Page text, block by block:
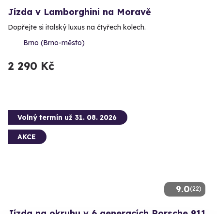
Jízda v Lamborghini na Moravě
Dopřejte si italský luxus na čtyřech kolech.
Brno (Brno-město)
2 290 Kč
9.0(22)
Volný termín už 31. 08. 2026
AKCE